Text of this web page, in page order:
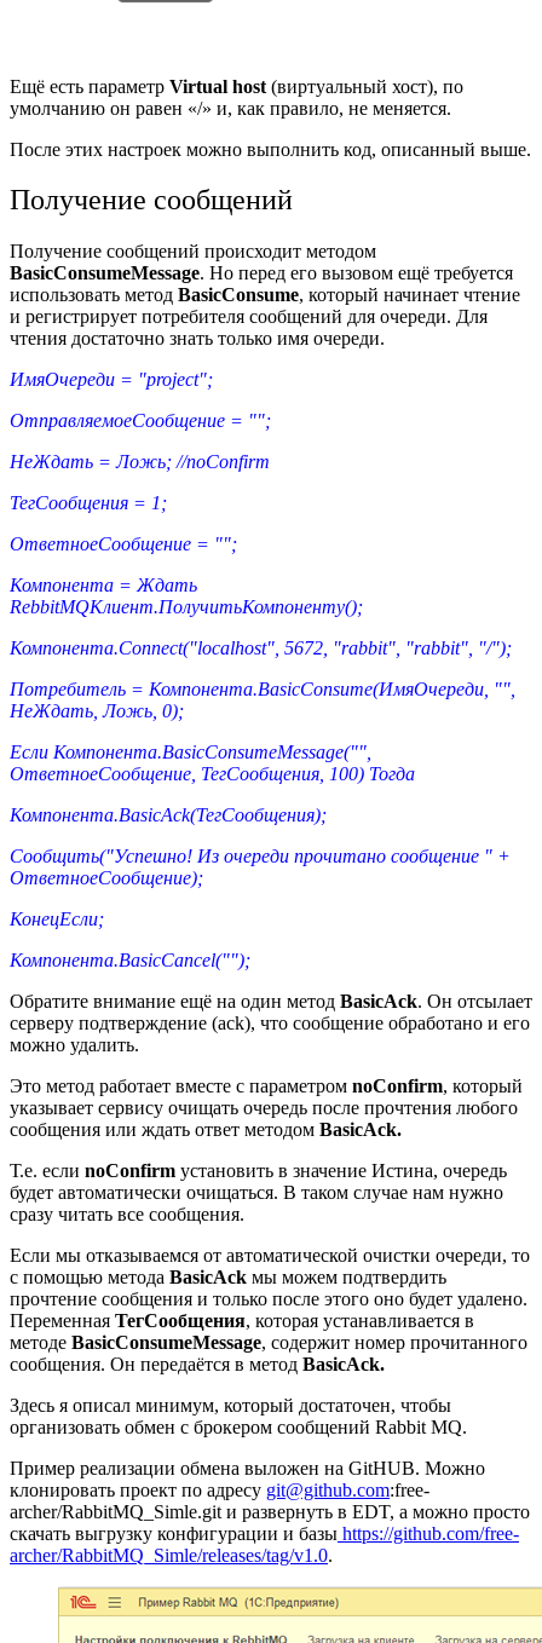
Ещё есть параметр Virtual host (виртуальный хост), по
умолчанию он равен «/» и, как правило, не меняется.
После этих настроек можно выполнить код, описанный выше.
Получение сообщений
Получение сообщений происходит методом
BasicConsumeMessage. Но перед его вызовом ещё требуется
использовать метод BasicConsume, который начинает чтение
и регистрирует потребителя сообщений для очереди. Для
чтения достаточно знать только имя очереди.
ИмяОчереди = "project";
ОтправляемоеСообщение = "";
НеЖдать = Ложь; //noConfirm
ТегСообщения = 1;
ОтветноеСообщение = "";
Компонента = Ждать
RebbitMQКлиент.ПолучитьКомпоненту();
Компонента.Connect("localhost", 5672, "rabbit", "rabbit", "/");
Потребитель = Компонента.BasicConsume(ИмяОчереди, "",
НеЖдать, Ложь, 0);
Если Компонента.BasicConsumeMessage("",
ОтветноеСообщение, ТегСообщения, 100) Тогда
Компонента.BasicAck(ТегСообщения);
Сообщить("Успешно! Из очереди прочитано сообщение " +
ОтветноеСообщение);
КонецЕсли;
Компонента.BasicCancel("");
Обратите внимание ещё на один метод BasicAck. Он отсылает
серверу подтверждение (ack), что сообщение обработано и его
можно удалить.
Это метод работает вместе с параметром noConfirm, который
указывает сервису очищать очередь после прочтения любого
сообщения или ждать ответ методом BasicAck.
Т.е. если noConfirm установить в значение Истина, очередь
будет автоматически очищаться. В таком случае нам нужно
сразу читать все сообщения.
Если мы отказываемся от автоматической очистки очереди, то
с помощью метода BasicAck мы можем подтвердить
прочтение сообщения и только после этого оно будет удалено.
Переменная ТегСообщения, которая устанавливается в
методе BasicConsumeMessage, содержит номер прочитанного
сообщения. Он передаётся в метод BasicAck.
Здесь я описал минимум, который достаточен, чтобы
организовать обмен с брокером сообщений Rabbit MQ.
Пример реализации обмена выложен на GitHUB. Можно
клонировать проект по адресу git@github.com:free-
archer/RabbitMQ_Simle.git и развернуть в EDT, а можно просто
скачать выгрузку конфигурации и базы https://github.com/free-
archer/RabbitMQ_Simle/releases/tag/v1.0.